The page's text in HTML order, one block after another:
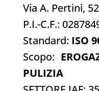
Via A. Pertini,
P.I.-C.F.:
Standard: ISO
Scopo:
PULIZIA